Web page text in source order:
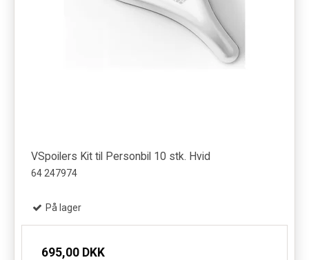
VSpoilers Kit til Personbil 10 stk. Hvid
64 247974
På lager
695,00 DKK